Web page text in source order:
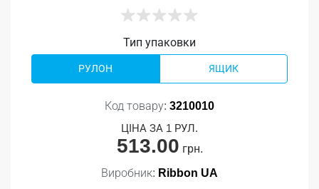
Тип упаковки
РУЛОН ЯЩИК
Код товару: 3210010
ЦІНА ЗА 1 РУЛ.
513.00 грн.
Виробник: Ribbon UA